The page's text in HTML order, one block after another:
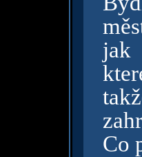
jak
Co